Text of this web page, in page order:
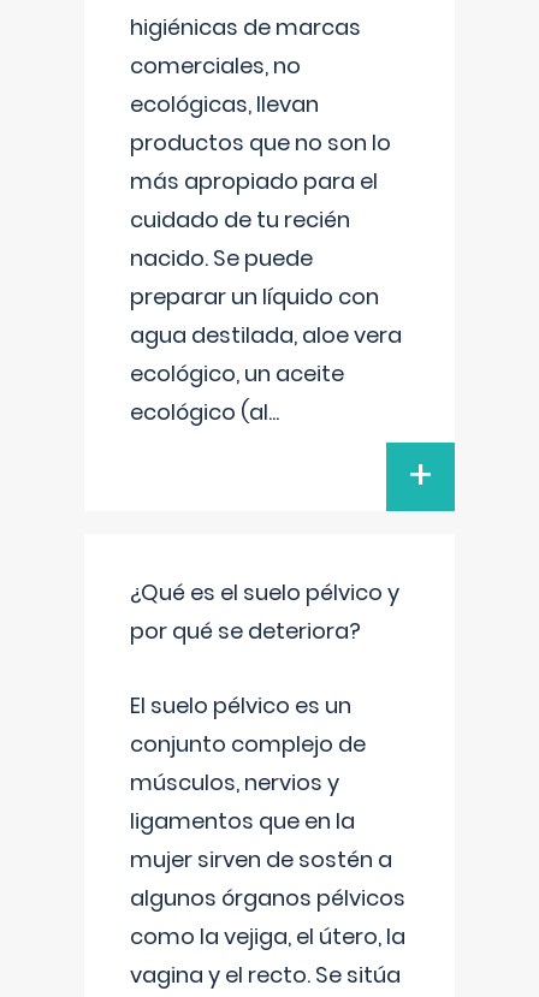
higiénicas de marcas
comerciales, no
ecológicas, llevan
productos que no son lo
más apropiado para el
cuidado de tu recién
nacido. Se puede
preparar un líquido con
agua destilada, aloe vera
ecológico, un aceite
ecológico (al...
+
¿Qué es el suelo pélvico y
por qué se deteriora?
El suelo pélvico es un
conjunto complejo de
músculos, nervios y
ligamentos que en la
mujer sirven de sostén a
algunos órganos pélvicos
como la vejiga, el útero, la
vagina y el recto. Se sitúa